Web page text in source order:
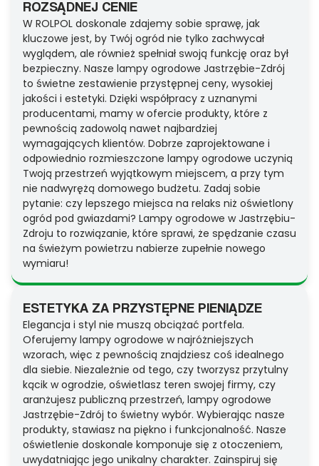
ROZSĄDNEJ CENIE
W ROLPOL doskonale zdajemy sobie sprawę, jak
kluczowe jest, by Twój ogród nie tylko zachwycał
wyglądem, ale również spełniał swoją funkcję oraz był
bezpieczny. Nasze lampy ogrodowe Jastrzębie-Zdrój
to świetne zestawienie przystępnej ceny, wysokiej
jakości i estetyki. Dzięki współpracy z uznanymi
producentami, mamy w ofercie produkty, które z
pewnością zadowolą nawet najbardziej
wymagających klientów. Dobrze zaprojektowane i
odpowiednio rozmieszczone lampy ogrodowe uczynią
Twoją przestrzeń wyjątkowym miejscem, a przy tym
nie nadwyrężą domowego budżetu. Zadaj sobie
pytanie: czy lepszego miejsca na relaks niż oświetlony
ogród pod gwiazdami? Lampy ogrodowe w Jastrzębiu-
Zdroju to rozwiązanie, które sprawi, że spędzanie czasu
na świeżym powietrzu nabierze zupełnie nowego
wymiaru!
ESTETYKA ZA PRZYSTĘPNE PIENIĄDZE
Elegancja i styl nie muszą obciążać portfela.
Oferujemy lampy ogrodowe w najróżniejszych
wzorach, więc z pewnością znajdziesz coś idealnego
dla siebie. Niezależnie od tego, czy tworzysz przytulny
kącik w ogrodzie, oświetlasz teren swojej firmy, czy
aranżujesz publiczną przestrzeń, lampy ogrodowe
Jastrzębie-Zdrój to świetny wybór. Wybierając nasze
produkty, stawiasz na piękno i funkcjonalność. Nasze
oświetlenie doskonale komponuje się z otoczeniem,
uwydatniając jego unikalny charakter. Zainspiruj się